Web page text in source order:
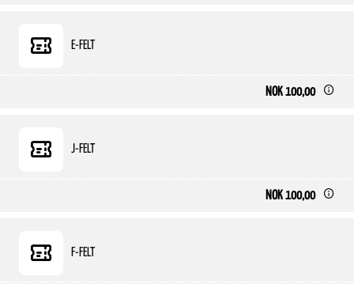
E-FELT
NOK 100,00
J-FELT
NOK 100,00
F-FELT